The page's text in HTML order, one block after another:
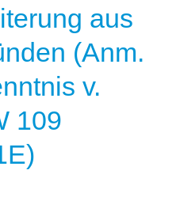
aus
(Anm.
v.
109